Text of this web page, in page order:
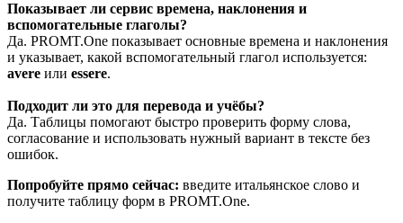
Показывает ли сервис времена, наклонения и
вспомогательные глаголы?
Да. PROMT.One показывает основные времена и наклонения
и указывает, какой вспомогательный глагол используется:
avere или essere.
Подходит ли это для перевода и учёбы?
Да. Таблицы помогают быстро проверить форму слова,
согласование и использовать нужный вариант в тексте без
ошибок.
Попробуйте прямо сейчас: введите итальянское слово и
получите таблицу форм в PROMT.One.